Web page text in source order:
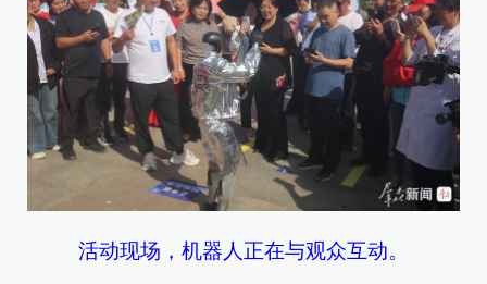
活动现场，机器人正在与观众互动。